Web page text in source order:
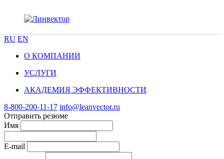
RU EN
О КОМПАНИИ
УСЛУГИ
АКАДЕМИЯ ЭФФЕКТИВНОСТИ
8-800-200-11-17 info@leanvector.ru
Отправить резюме
Имя
E-mail